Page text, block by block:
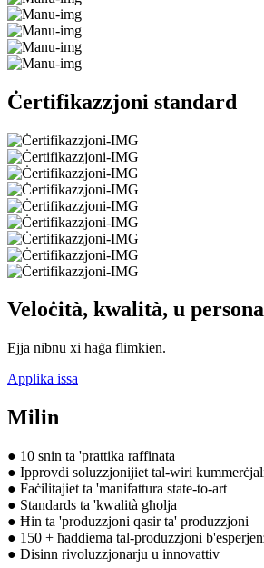
Ċertifikazzjoni standard
Veloċità, kwalità, u
Ejja nibnu xi ħaġa flimkien.
Applika issa
Milin
● 10 snin ta 'prattika raffinata
● Ipprovdi soluzzjonijiet tal-wiri
● Faċilitajiet ta 'manifattura state-to-art
● Standards ta 'kwalità għolja
● Ħin ta 'produzzjoni qasir ta' produzzjoni
● 150 + ħaddiema tal-produzzjoni
● Disinn rivoluzzjonarju u innovattiv